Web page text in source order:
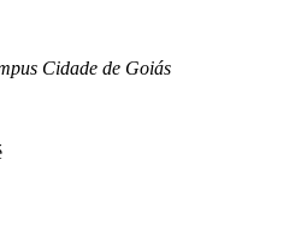
Cidade de Goiás